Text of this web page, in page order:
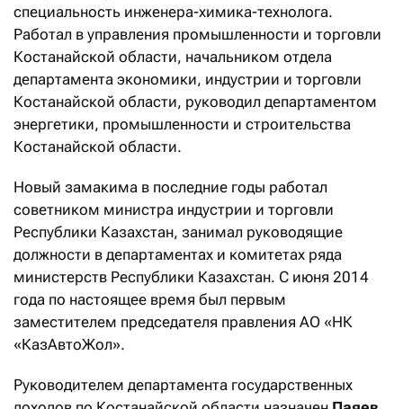
специальность инженера-химика-технолога.
Работал в управления промышленности и торговли
Костанайской области, начальником отдела
департамента экономики, индустрии и торговли
Костанайской области, руководил департаментом
энергетики, промышленности и строительства
Костанайской области.
Новый замакима в последние годы работал
советником министра индустрии и торговли
Республики Казахстан, занимал руководящие
должности в департаментах и комитетах ряда
министерств Республики Казахстан. С июня 2014
года по настоящее время был первым
заместителем председателя правления АО «НК
«КазАвтоЖол».
Руководителем департамента государственных